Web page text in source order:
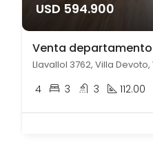
USD 594.900
4 3 3 112.00